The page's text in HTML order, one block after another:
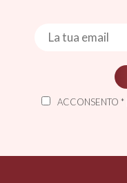
ACCONSENTO * |